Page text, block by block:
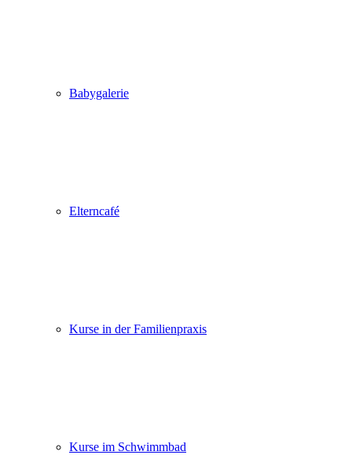
Babygalerie
Elterncafé
Kurse in der Familienpraxis
Kurse im Schwimmbad